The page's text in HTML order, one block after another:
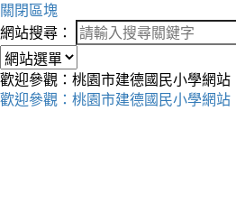
關閉區塊
網站搜尋：
歡迎參觀：桃園市建德國民小學網站
歡迎參觀：桃園市建德國民小學網站